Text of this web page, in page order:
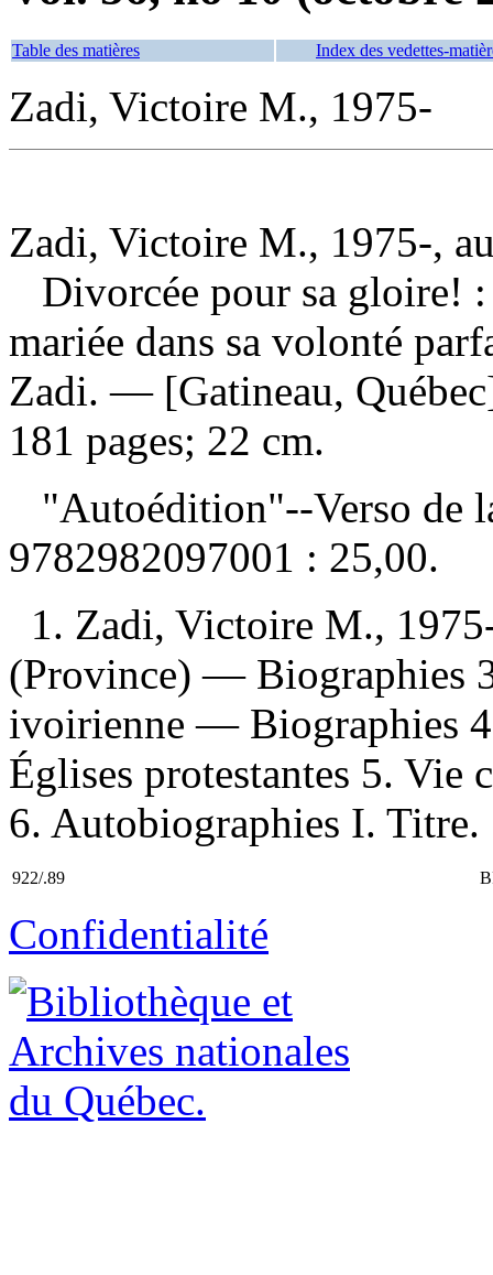
Table des matières Index des vedettes-
Zadi, Victoire M., 1975-
Zadi, Victoire M., 1975-,
Divorcée pour sa gloire!
mariée dans sa volonté
Zadi. — [Gatineau,
181 pages; 22 cm.
"Autoédition"--Verso de
9782982097001 : 25,00.
1. Zadi, Victoire M.,
(Province) — Biographies
ivoirienne — Biographies
Églises protestantes 5.
6. Autobiographies I. Titre.
922/.89
Confidentialité